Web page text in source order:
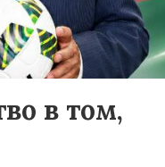
в том,